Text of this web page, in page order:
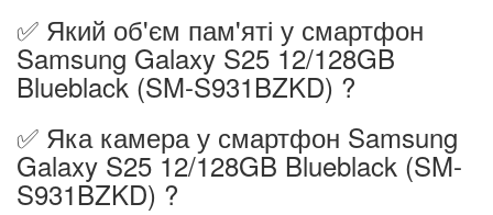
✅ Який об'єм пам'яті у смартфон
Samsung Galaxy S25 12/128GB
Blueblack (SM-S931BZKD) ?
✅ Яка камера у смартфон Samsung
Galaxy S25 12/128GB Blueblack (SM-
S931BZKD) ?